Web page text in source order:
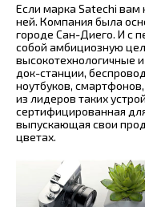
Если марка Satechi вам
ней. Компания была
городе Сан-Диего. И с
собой амбициозную
высокотехнологичные
док-станции,
ноутбуков,
из лидеров таких
сертифицированная
выпускающая свои
цветах.